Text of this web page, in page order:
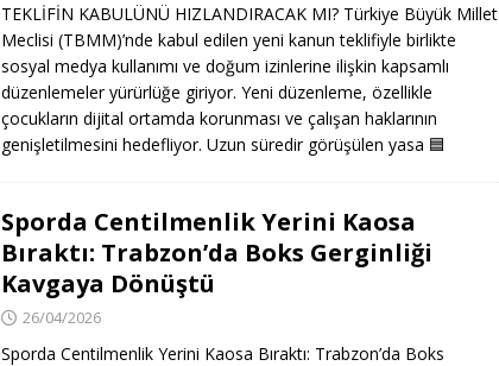
TEKLİFİN KABULÜNÜ HIZLANDIRACAK MI? Türkiye Büyük Millet
Meclisi (TBMM)’nde kabul edilen yeni kanun teklifiyle birlikte
sosyal medya kullanımı ve doğum izinlerine ilişkin kapsamlı
düzenlemeler yürürlüğe giriyor. Yeni düzenleme, özellikle
çocukların dijital ortamda korunması ve çalışan haklarının
genişletilmesini hedefliyor. Uzun süredir görüşülen yasa 🟦
Sporda Centilmenlik Yerini Kaosa
Bıraktı: Trabzon’da Boks Gerginliği
Kavgaya Dönüştü
26/04/2026
Sporda Centilmenlik Yerini Kaosa Bıraktı: Trabzon’da Boks